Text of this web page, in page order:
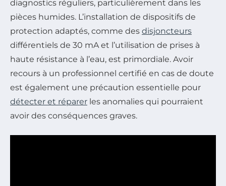
diagnostics réguliers, particulièrement dans les
pièces humides. L’installation de dispositifs de
protection adaptés, comme des disjoncteurs
différentiels de 30 mA et l’utilisation de prises à
haute résistance à l’eau, est primordiale. Avoir
recours à un professionnel certifié en cas de doute
est également une précaution essentielle pour
détecter et réparer les anomalies qui pourraient
avoir des conséquences graves.